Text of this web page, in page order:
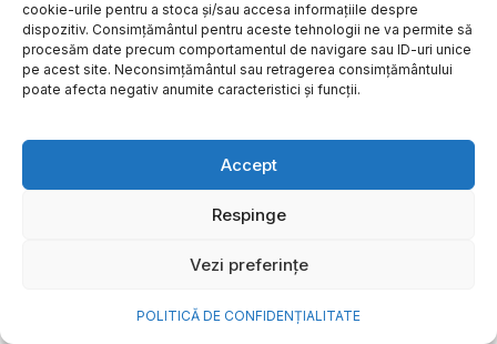
cookie-urile pentru a stoca și/sau accesa informațiile despre
dispozitiv. Consimțământul pentru aceste tehnologii ne va permite să
procesăm date precum comportamentul de navigare sau ID-uri unice
pe acest site. Neconsimțământul sau retragerea consimțământului
poate afecta negativ anumite caracteristici și funcții.
Accept
Respinge
Vezi preferințe
POLITICĂ DE CONFIDENȚIALITATE
frumoase amintiri ale verii într-
o bijuterie Pandora pe care o